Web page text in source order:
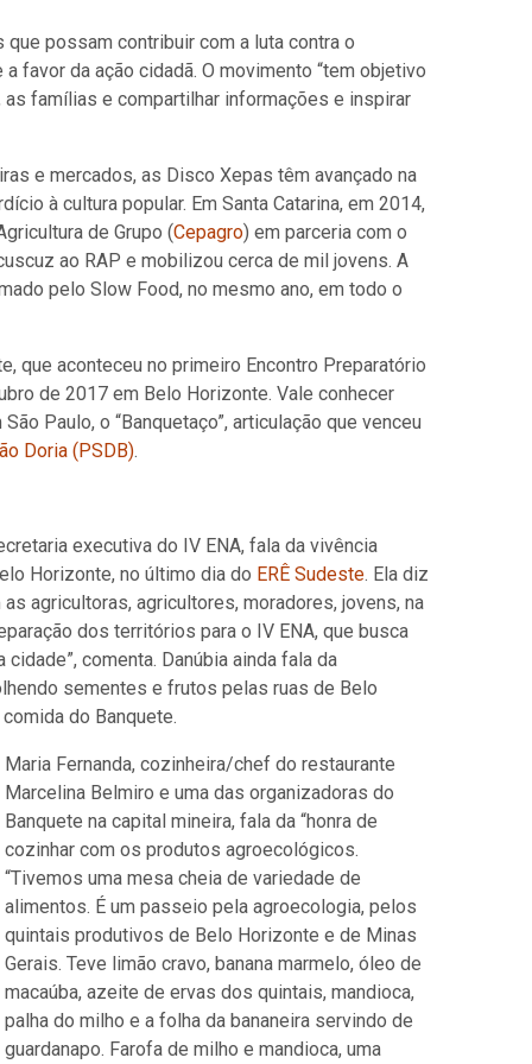
possam contribuir com a luta contra o
favor da ação cidadã. O movimento “tem objetivo
famílias e compartilhar informações e inspirar
e mercados, as Disco Xepas têm avançado na
à cultura popular. Em Santa Catarina, em 2014,
de Grupo (Cepagro) em parceria com o
ao RAP e mobilizou cerca de mil jovens. A
pelo Slow Food, no mesmo ano, em todo o
que aconteceu no primeiro Encontro Preparatório
de 2017 em Belo Horizonte. Vale conhecer
Paulo, o “Banquetaço”, articulação que venceu
Doria (PSDB).
executiva do IV ENA, fala da vivência
Horizonte, no último dia do ERÊ Sudeste. Ela diz
agricultoras, agricultores, moradores, jovens, na
dos territórios para o IV ENA, que busca
comenta. Danúbia ainda fala da
sementes e frutos pelas ruas de Belo
do Banquete.
Maria Fernanda, cozinheira/chef do restaurante
Marcelina Belmiro e uma das organizadoras do
Banquete na capital mineira, fala da “honra de
cozinhar com os produtos agroecológicos.
“Tivemos uma mesa cheia de variedade de
alimentos. É um passeio pela agroecologia, pelos
quintais produtivos de Belo Horizonte e de Minas
Gerais. Teve limão cravo, banana marmelo, óleo de
macaúba, azeite de ervas dos quintais, mandioca,
palha do milho e a folha da bananeira servindo de
guardanapo. Farofa de milho e mandioca, uma